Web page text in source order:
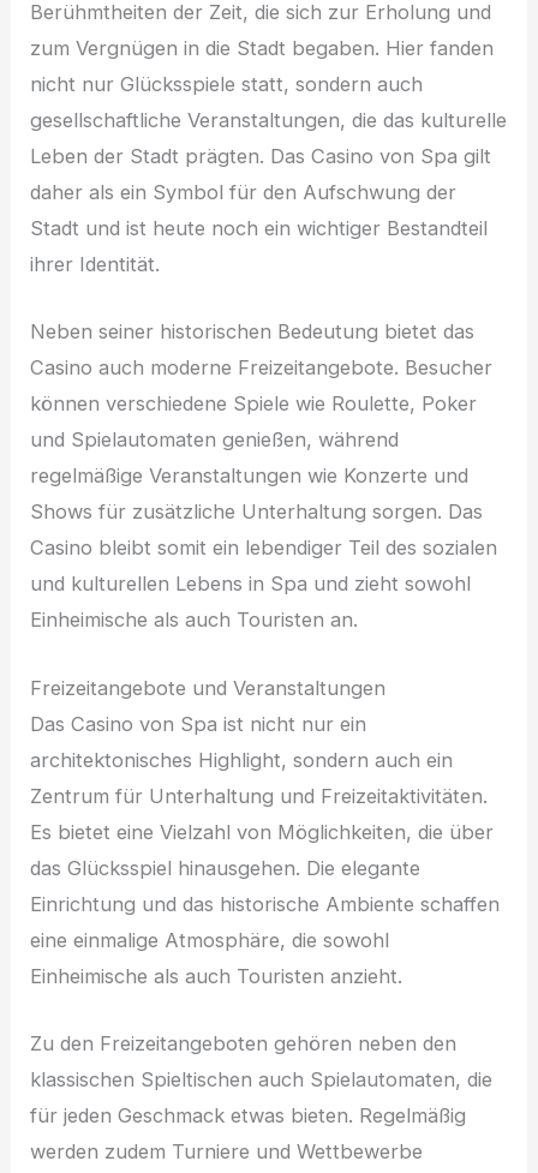
Berühmtheiten der Zeit, die sich zur Erholung und
zum Vergnügen in die Stadt begaben. Hier fanden
nicht nur Glücksspiele statt, sondern auch
gesellschaftliche Veranstaltungen, die das kulturelle
Leben der Stadt prägten. Das Casino von Spa gilt
daher als ein Symbol für den Aufschwung der
Stadt und ist heute noch ein wichtiger Bestandteil
ihrer Identität.
Neben seiner historischen Bedeutung bietet das
Casino auch moderne Freizeitangebote. Besucher
können verschiedene Spiele wie Roulette, Poker
und Spielautomaten genießen, während
regelmäßige Veranstaltungen wie Konzerte und
Shows für zusätzliche Unterhaltung sorgen. Das
Casino bleibt somit ein lebendiger Teil des sozialen
und kulturellen Lebens in Spa und zieht sowohl
Einheimische als auch Touristen an.
Freizeitangebote und Veranstaltungen
Das Casino von Spa ist nicht nur ein
architektonisches Highlight, sondern auch ein
Zentrum für Unterhaltung und Freizeitaktivitäten.
Es bietet eine Vielzahl von Möglichkeiten, die über
das Glücksspiel hinausgehen. Die elegante
Einrichtung und das historische Ambiente schaffen
eine einmalige Atmosphäre, die sowohl
Einheimische als auch Touristen anzieht.
Zu den Freizeitangeboten gehören neben den
klassischen Spieltischen auch Spielautomaten, die
für jeden Geschmack etwas bieten. Regelmäßig
werden zudem Turniere und Wettbewerbe